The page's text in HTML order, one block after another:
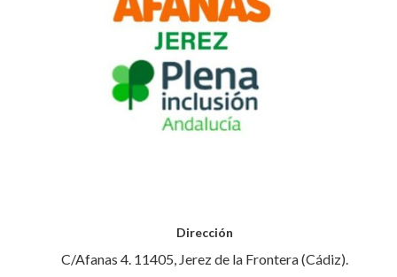
Dirección
C/Afanas 4. 11405, Jerez de la Frontera (Cádiz).